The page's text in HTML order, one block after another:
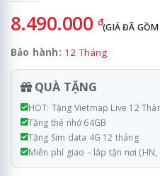
8.490.000 đ(GIÁ ĐÃ
Bảo hành: 12 Tháng
QUÀ TẶNG
HOT: Tặng Vietmap Live 12
Tặng thẻ nhớ 64GB
Tặng Sim data 4G 12 tháng
Miễn phí giao – lắp tận nơi (HN,